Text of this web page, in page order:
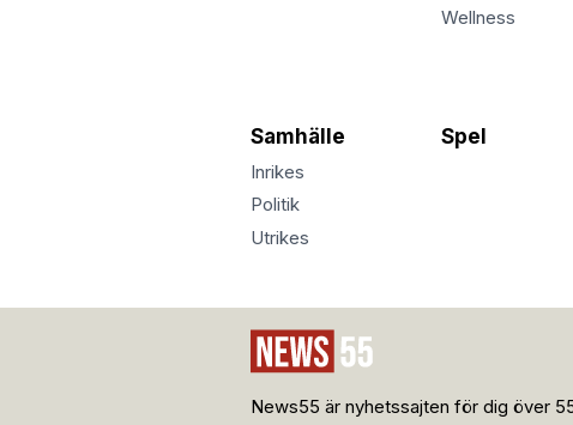
Wellness
Samhälle
Inrikes
Politik
Utrikes
Spel
News55 är nyhetssajten för dig över